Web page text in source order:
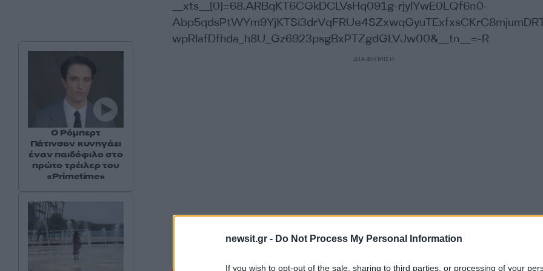
newsit.gr - Do Not Process My Personal Information
If you wish to opt-out of the sale, sharing to third parties, or processing of your
__xts__[0]=68.ARBqKT6CGkDCLVsHq091g-rjyIYwE0LQf6n0-
wpRIafDfhda_h8U_Gz6923psgBxPTZgdGLVJw00&__tn__=-R
ΔΙΑΦΗΜΙΣΗ
Ο Ρόμπερτ
Πάτινσον κυνηγάει
έναν παιδόφιλο στο
πρώτο τρέιλερ του
«Primetime»